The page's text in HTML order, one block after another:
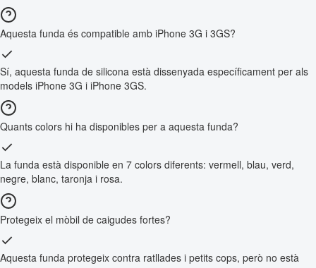
Aquesta funda és compatible amb iPhone 3G i 3GS?
Sí, aquesta funda de silicona està dissenyada específicament per als
models iPhone 3G i iPhone 3GS.
Quants colors hi ha disponibles per a aquesta funda?
La funda està disponible en 7 colors diferents: vermell, blau, verd,
negre, blanc, taronja i rosa.
Protegeix el mòbil de caigudes fortes?
Aquesta funda protegeix contra ratllades i petits cops, però no està